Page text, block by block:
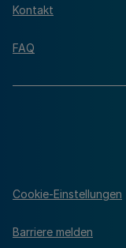
Kontakt
FAQ
Cookie-Einstellungen
Barriere melden